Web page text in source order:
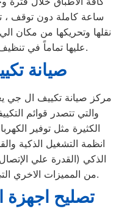
ساعة كاملة دون توقف ،
نقلها وتحريكها من مكان
عليها تماماً في تنظيف الأواني والاطباق بضغطة زر.
صيانة
مركز صيانة تكييف ال جي
والتي تتصدر قوائم
الكثيرة مثل توفير
انظمة التشغيل الذكية
الذكي (القدرة علي
من المميزات الاخري التي تميزه عن غيرة من التكييفات.
تصليح اجهزة